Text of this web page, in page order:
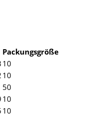
Packungsgröße
10
10
50
10
10